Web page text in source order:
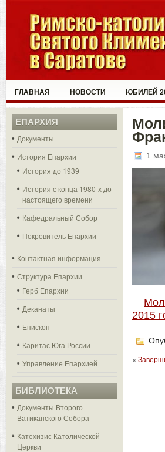
ГЛАВНАЯ НОВОСТИ ЮБИЛЕЙ
ЕПАРХИЯ
Документы
История Епархии
История до 1939
История с конца 1980-х до
настоящего времени
Кафедральный Собор
Покровитель Епархии
Контактная информация
Структура Епархии
Герб Епархии
Деканаты
Епископ
Каритас Юга России
Управление Епархией
БИБЛИОТЕКА
Документы Второго
Ватиканского Собора
Катехизис Католической
Церкви
1
2015
«